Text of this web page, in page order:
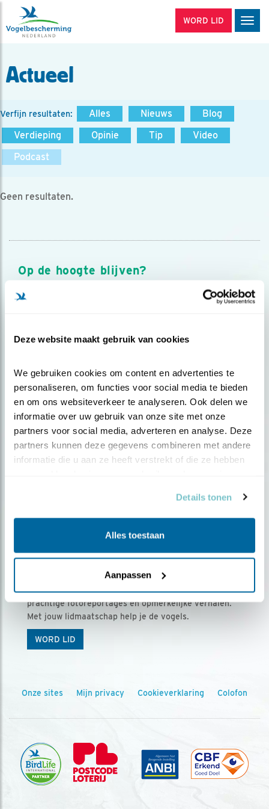
Deze website maakt gebruik van cookies
We gebruiken cookies om content en advertenties te
personaliseren, om functies voor social media te bieden
en om ons websiteverkeer te analyseren. Ook delen we
informatie over uw gebruik van onze site met onze
partners voor social media, adverteren en analyse. Deze
partners kunnen deze gegevens combineren met andere
informatie die u aan ze heeft verstrekt of die ze hebben
Details tonen
Alles toestaan
Aanpassen
WORD LID
Actueel
Verfijn resultaten: Alles Nieuws
Blog
Verdieping
Opinie Tip
Video
Podcast
Geen resultaten.
Op de hoogte blijven?
Meld je aan en ontvang nieuws, inspiratie, acties en tips
over vogels en activiteiten van Vogelbescherming.
Ontvang 5 x Vogels voor € 36,00 per jaar
Vogels is het tijdschrift voor onze leden, met
prachtige fotoreportages en opmerkelijke verhalen.
Met jouw lidmaatschap help je de vogels.
WORD LID
Onze sites Mijn privacy Cookieverklaring Colofon